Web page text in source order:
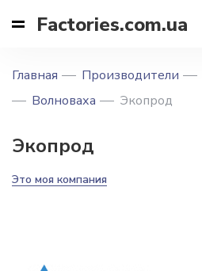
Factories.com.ua
Главная Производители
Волноваха
Экопрод
Экопрод
Это моя компания